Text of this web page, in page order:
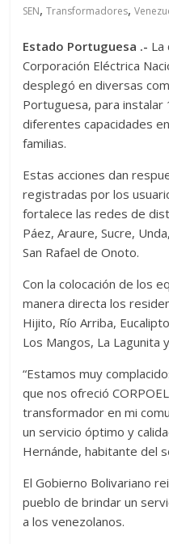
SEN,Transformadores,
Estado Portuguesa .- La
Corporación Eléctrica
desplegó en diversas
Portuguesa, para
diferentes capacidades
familias.
Estas acciones dan
registradas por los
fortalece las redes de
Páez, Araure, Sucre,
San Rafael de Onoto.
Con la colocación de los
manera directa los
Hijito, Río Arriba,
Los Mangos, La Lagunita
“Estamos muy
que nos ofreció
transformador en mi
un servicio óptimo y
Hernánde, habitante del
El Gobierno Bolivariano
pueblo de brindar un
a los venezolanos.